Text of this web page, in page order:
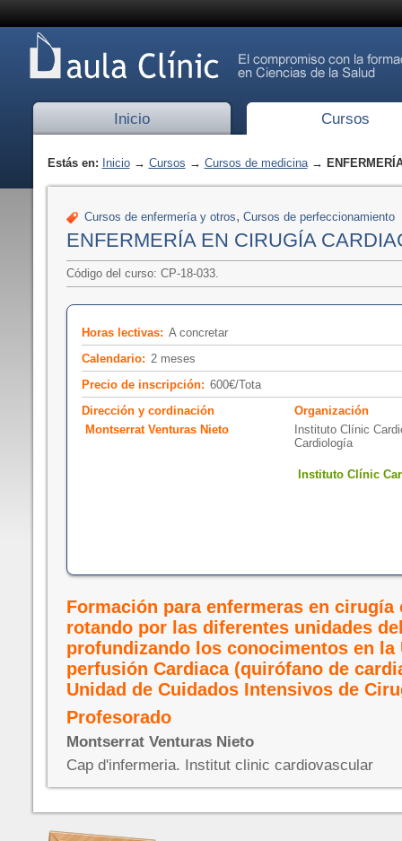
Inicio Cursos
Estás en: Inicio→ Cursos → Cursos de medicina→ ENFERMERÍA
Cursos de enfermería y otros, Cursos de perfeccionamiento
ENFERMERÍA EN CIRUGÍA
Código del curso: CP-18-033.
Horas lectivas: A concretar
Calendario: 2 meses
Precio de inscripción: 600€/Tota
Dirección y cordinación
Montserrat Venturas Nieto
Organización
Instituto Clínic
Cardiología
Instituto Clínic
Formación para enfermeras en cirugía
rotando por las diferentes unidades
profundizando los conocimentos en la
perfusión Cardiaca (quirófano de
Unidad de Cuidados Intensivos de
Profesorado
Montserrat Venturas Nieto
Cap d'infermeria. Institut clinic cardiovascular